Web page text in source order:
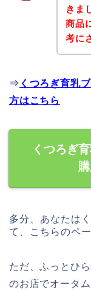
きま
商品
考に
⇒ くつろぎ育乳
方はこちら
くつろぎ
多分、あなたは
て、こちらのペ
ただ、ふっとひ
のお店でオータ